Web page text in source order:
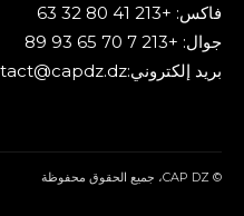
فاكس: +213 41 80 32 63
جوال: +213 7 70 65 93 89
بريد إلكتروني:contact@capdz.dz
© CAP DZ، جميع الحقوق محفوظة